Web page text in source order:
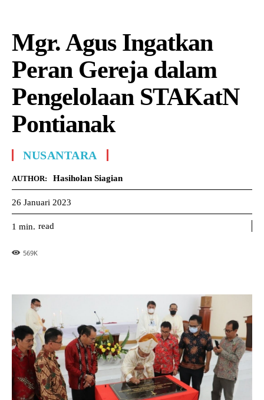
Mgr. Agus Ingatkan
Peran Gereja dalam
Pengelolaan STAKatN
Pontianak
NUSANTARA
AUTHOR: Hasiholan Siagian
26 Januari 2023
1 min. read
569K